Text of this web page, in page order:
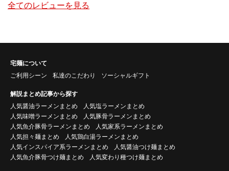
全てのレビューを見る
宅麺について
ご利用シーン
私達のこだわり ソーシャルギフト
解説まとめ記事から探す
人気醤油ラーメンまとめ
人気塩ラーメンまとめ
人気味噌ラーメンまとめ
人気豚骨ラーメンまとめ
人気魚介豚骨ラーメンまとめ
人気家系ラーメンまとめ
人気担々麺まとめ
人気鶏白湯ラーメンまとめ
人気インスパイア系ラーメンまとめ
人気醤油つけ麺まとめ
人気魚介豚骨つけ麺まとめ
人気変わり種つけ麺まとめ